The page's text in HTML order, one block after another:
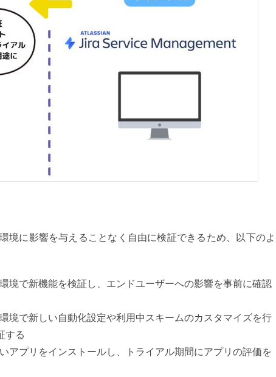
境に影響を与えることなく自由に検証できるため、
以下のよ
境で新機能を検証し、エンドユーザーへの影響を事前に確認
境で新しい自動化設定や利用中スキームのカスタマイズを行
する
アプリをインストールし、トライアル期間にアプリの評価を